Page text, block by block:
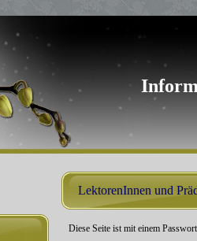
LektorenInnen und
Diese Seite ist mit einem